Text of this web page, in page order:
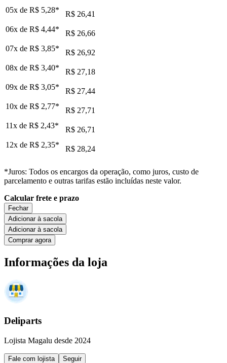
05x de R$ 5,28*
R$ 26,41
06x de R$ 4,44*
R$ 26,66
07x de R$ 3,85*
R$ 26,92
08x de R$ 3,40*
R$ 27,18
09x de R$ 3,05*
R$ 27,44
10x de R$ 2,77*
R$ 27,71
11x de R$ 2,43*
R$ 26,71
12x de R$ 2,35* R$ 28,24
*Juros: Todos os encargos da operação, como juros, custo de
parcelamento e outras tarifas estão incluídas neste valor.
Calcular frete e prazo
Fechar
Adicionar à sacola
Adicionar à sacola
Comprar agora
Informações da loja
Deliparts
Lojista Magalu desde 2024
Fale com lojista Seguir